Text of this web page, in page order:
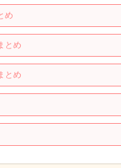
め
とめ
とめ